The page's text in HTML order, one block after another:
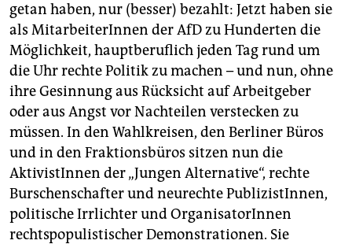
getan haben, nur (besser) bezahlt: Jetzt haben sie
als MitarbeiterInnen der AfD zu Hunderten die
Möglichkeit, hauptberuflich jeden Tag rund um
die Uhr rechte Politik zu machen – und nun, ohne
ihre Gesinnung aus Rücksicht auf Arbeitgeber
oder aus Angst vor Nachteilen verstecken zu
müssen. In den Wahlkreisen, den Berliner Büros
und in den Fraktionsbüros sitzen nun die
AktivistInnen der „Jungen Alternative“, rechte
Burschenschafter und neurechte PublizistInnen,
politische Irrlichter und OrganisatorInnen
rechtspopulistischer Demonstrationen. Sie